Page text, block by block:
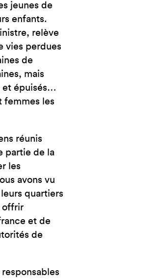
jeunes de
enfants.
relève
vies perdues
de
mais
et épuisés…
femmes les
réunis
partie de la
les
avons vu
quartiers
offrir
et de
de